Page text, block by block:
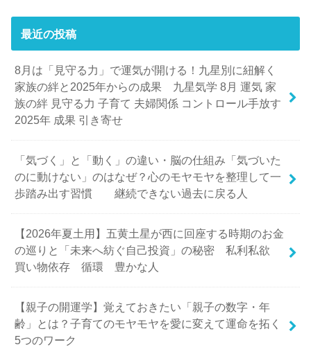
最近の投稿
8月は「見守る力」で運気が開ける！九星別に紐解く
家族の絆と2025年からの成果 九星気学 8月 運気 家
族の絆 見守る力 子育て 夫婦関係 コントロール手放す
2025年 成果 引き寄せ
「気づく」と「動く」の違い・脳の仕組み「気づいた
のに動けない」のはなぜ？心のモヤモヤを整理して一
歩踏み出す習慣 継続できない過去に戻る人
【2026年夏土用】五黄土星が西に回座する時期のお金
の巡りと「未来へ紡ぐ自己投資」の秘密 私利私欲
買い物依存 循環 豊かな人
【親子の開運学】覚えておきたい「親子の数字・年
齢」とは？子育てのモヤモヤを愛に変えて運命を拓く
5つのワーク